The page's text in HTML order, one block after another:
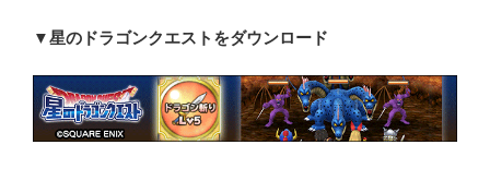
▼星のドラゴンクエストをダウンロード